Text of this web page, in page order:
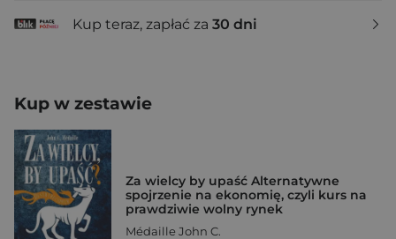
Kup teraz, zapłać za 30 dni
Kup w zestawie
Za wielcy by upaść Alternatywne
spojrzenie na ekonomię, czyli kurs na
prawdziwie wolny rynek
Médaille John C.